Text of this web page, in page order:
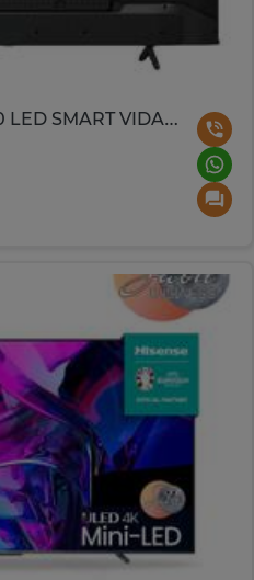
TELEVISEUR HISENSE 50 LED SMART VIDA UHD 50A6N